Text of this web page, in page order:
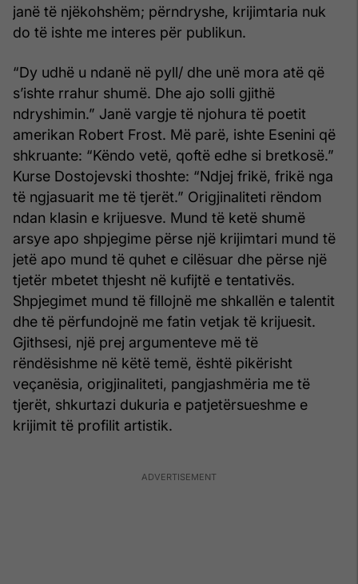
janë të njëkohshëm; përndryshe, krijimtaria nuk
do të ishte me interes për publikun.
“Dy udhë u ndanë në pyll/ dhe unë mora atë që
s’ishte rrahur shumë. Dhe ajo solli gjithë
ndryshimin.” Janë vargje të njohura të poetit
amerikan Robert Frost. Më parë, ishte Esenini që
shkruante: “Këndo vetë, qoftë edhe si bretkosë.”
Kurse Dostojevski thoshte: “Ndjej frikë, frikë nga
të ngjasuarit me të tjerët.” Origjinaliteti rëndom
ndan klasin e krijuesve. Mund të ketë shumë
arsye apo shpjegime përse një krijimtari mund të
jetë apo mund të quhet e cilësuar dhe përse një
tjetër mbetet thjesht në kufijtë e tentativës.
Shpjegimet mund të fillojnë me shkallën e talentit
dhe të përfundojnë me fatin vetjak të krijuesit.
Gjithsesi, një prej argumenteve më të
rëndësishme në këtë temë, është pikërisht
veçanësia, origjinaliteti, pangjashmëria me të
tjerët, shkurtazi dukuria e patjetërsueshme e
krijimit të profilit artistik.